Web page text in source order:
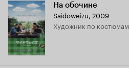
На обочине
Saidoweizu, 2009
Художник по костюмам